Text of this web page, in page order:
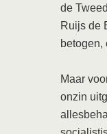
de
Ruijs de
Maar
onzin